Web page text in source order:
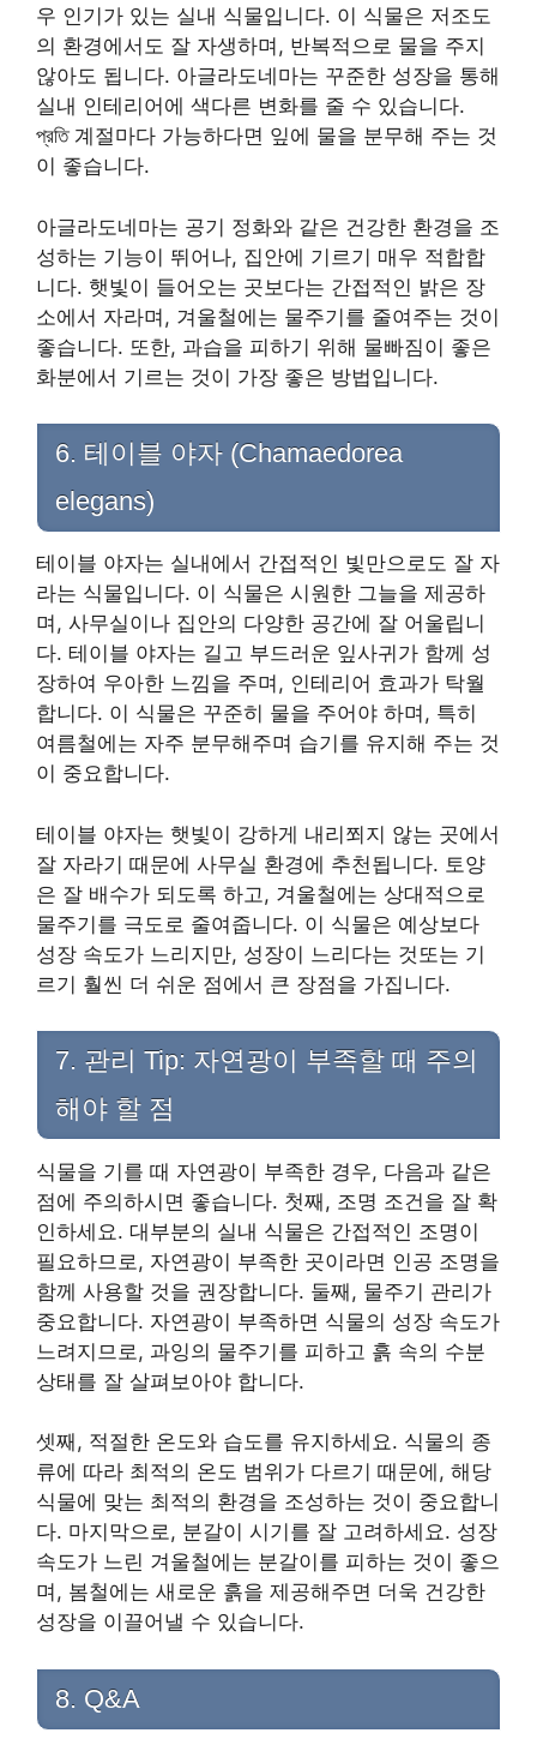
우 인기가 있는 실내 식물입니다. 이 식물은 저조도
의 환경에서도 잘 자생하며, 반복적으로 물을 주지
않아도 됩니다. 아글라도네마는 꾸준한 성장을 통해
실내 인테리어에 색다른 변화를 줄 수 있습니다.
প্রতি 계절마다 가능하다면 잎에 물을 분무해 주는 것
이 좋습니다.
아글라도네마는 공기 정화와 같은 건강한 환경을 조
성하는 기능이 뛰어나, 집안에 기르기 매우 적합합
니다. 햇빛이 들어오는 곳보다는 간접적인 밝은 장
소에서 자라며, 겨울철에는 물주기를 줄여주는 것이
좋습니다. 또한, 과습을 피하기 위해 물빠짐이 좋은
화분에서 기르는 것이 가장 좋은 방법입니다.
6. 테이블 야자 (Chamaedorea
elegans)
테이블 야자는 실내에서 간접적인 빛만으로도 잘 자
라는 식물입니다. 이 식물은 시원한 그늘을 제공하
며, 사무실이나 집안의 다양한 공간에 잘 어울립니
다. 테이블 야자는 길고 부드러운 잎사귀가 함께 성
장하여 우아한 느낌을 주며, 인테리어 효과가 탁월
합니다. 이 식물은 꾸준히 물을 주어야 하며, 특히
여름철에는 자주 분무해주며 습기를 유지해 주는 것
이 중요합니다.
테이블 야자는 햇빛이 강하게 내리쬐지 않는 곳에서
잘 자라기 때문에 사무실 환경에 추천됩니다. 토양
은 잘 배수가 되도록 하고, 겨울철에는 상대적으로
물주기를 극도로 줄여줍니다. 이 식물은 예상보다
성장 속도가 느리지만, 성장이 느리다는 것또는 기
르기 훨씬 더 쉬운 점에서 큰 장점을 가집니다.
7. 관리 Tip: 자연광이 부족할 때 주의
해야 할 점
식물을 기를 때 자연광이 부족한 경우, 다음과 같은
점에 주의하시면 좋습니다. 첫째, 조명 조건을 잘 확
인하세요. 대부분의 실내 식물은 간접적인 조명이
필요하므로, 자연광이 부족한 곳이라면 인공 조명을
함께 사용할 것을 권장합니다. 둘째, 물주기 관리가
중요합니다. 자연광이 부족하면 식물의 성장 속도가
느려지므로, 과잉의 물주기를 피하고 흙 속의 수분
상태를 잘 살펴보아야 합니다.
셋째, 적절한 온도와 습도를 유지하세요. 식물의 종
류에 따라 최적의 온도 범위가 다르기 때문에, 해당
식물에 맞는 최적의 환경을 조성하는 것이 중요합니
다. 마지막으로, 분갈이 시기를 잘 고려하세요. 성장
속도가 느린 겨울철에는 분갈이를 피하는 것이 좋으
며, 봄철에는 새로운 흙을 제공해주면 더욱 건강한
성장을 이끌어낼 수 있습니다.
8. Q&A